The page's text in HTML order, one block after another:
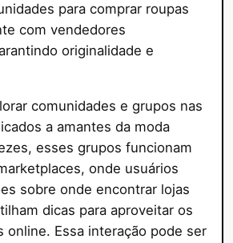
para comprar roupas
com vendedores
originalidade e
comunidades e grupos nas
a amantes da moda
esses grupos funcionam
onde usuários
sobre onde encontrar lojas
dicas para aproveitar os
online. Essa interação pode ser